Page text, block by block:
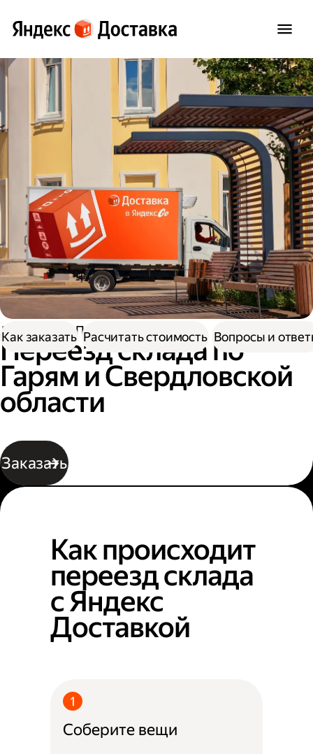
Доставка Переезд склада
Переезд склада по
Гарям и Свердловской
области
Заказать
Как заказать Расчитать стоимость Вопросы и
Как происходит
переезд склада
с Яндекс
Доставкой
Соберите вещи